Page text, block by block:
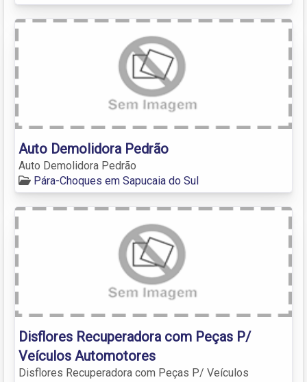
Auto Demolidora Pedrão
Auto Demolidora Pedrão
Pára-Choques em Sapucaia do Sul
Disflores Recuperadora com Peças P/
Veículos Automotores
Disflores Recuperadora com Peças P/ Veículos